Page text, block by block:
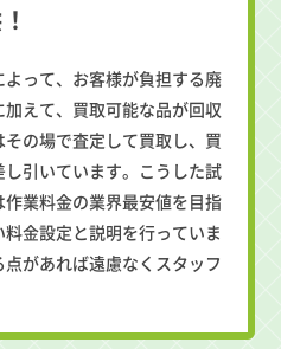
って、お客様が負担する廃
えて、買取可能な品が回収
の場で査定して買取し、買
引いています。こうした試
業料金の業界最安値を目指
金設定と説明を行っていま
があれば遠慮なくスタッフ